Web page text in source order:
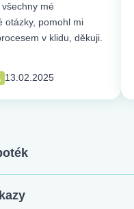
mé
otázky, pomohl mi
v klidu, děkuji.
13.02.2025